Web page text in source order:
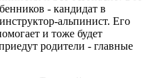
- кандидат в
альпинист. Его
и тоже будет
родители - главные